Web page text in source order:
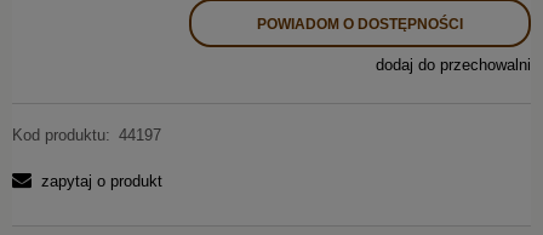
POWIADOM O DOSTĘPNOŚCI
dodaj do przechowalni
Kod produktu: 44197
zapytaj o produkt